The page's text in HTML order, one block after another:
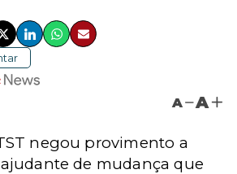
A A
negou provimento a
de mudança que